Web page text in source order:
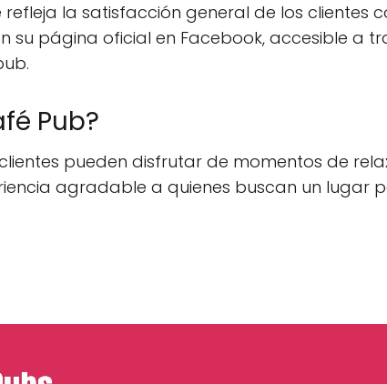
la satisfacción general de los clientes
su página oficial en Facebook, accesible a
Pub?
pueden disfrutar de momentos de
agradable a quienes buscan un lugar